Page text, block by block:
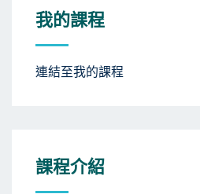
我的課程
連結至我的課程
課程介紹